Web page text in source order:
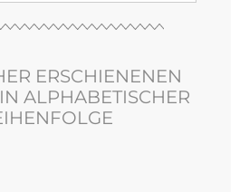
ERSCHIENENEN
ALPHABETISCHER